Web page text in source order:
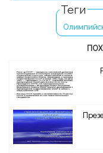
Теги